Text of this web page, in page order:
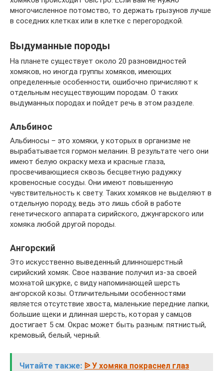
многочисленное потомство, то держать грызунов лучше
в соседних клетках или в клетке с перегородкой.
Выдуманные породы
На планете существует около 20 разновидностей
хомяков, но иногда группы хомяков, имеющих
определенные особенности, ошибочно причисляют к
отдельным несуществующим породам. О таких
выдуманных породах и пойдет речь в этом разделе.
Альбинос
Альбиносы – это хомяки, у которых в организме не
вырабатывается гормон меланин. В результате чего они
имеют белую окраску меха и красные глаза,
просвечивающиеся сквозь бесцветную радужку
кровеносные сосуды. Они имеют повышенную
чувствительность к свету. Таких хомяков не выделяют в
отдельную породу, ведь это лишь сбой в работе
генетического аппарата сирийского, джунгарского или
хомяка любой другой породы.
Ангорский
Это искусственно выведенный длинношерстный
сирийский хомяк. Свое название получил из-за своей
мохнатой шкурке, с виду напоминающей шерсть
ангорской козы. Отличительными особенностями
является отсутствие хвоста, маленькие передние лапки,
большие щеки и длинная шерсть, которая у самцов
достигает 5 см. Окрас может быть разным: пятнистый,
кремовый, белый, черный.
Читайте также: ᐉ У хомяка покраснел глаз